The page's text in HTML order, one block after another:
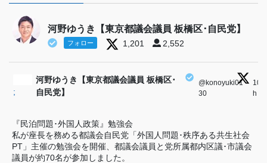
河野ゆうき【東京都議会議員 板橋区･自民党】
フォロー 1,201 2,552
;
河野ゆうき【東京都議会議員 板橋区･
自民党】
@konoyuki01
30
· 10
h
『民泊問題･外国人政策』勉強会
私が座長を務める都議会自民党「外国人問題･秩序ある共生社会
PT」主催の勉強会を開催、都議会議員と党所属都内区議･市議会
議員が約70名が参加しました。